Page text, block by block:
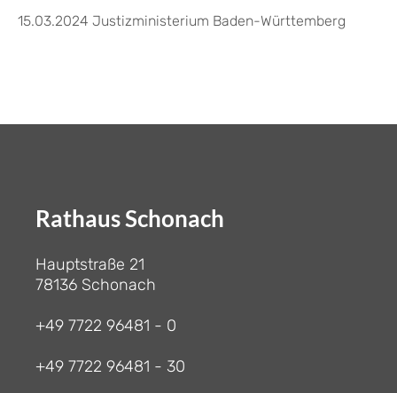
15.03.2024 Justizministerium Baden-Württemberg
Rathaus Schonach
Hauptstraße 21
78136 Schonach
+49 7722 96481 - 0
+49 7722 96481 - 30